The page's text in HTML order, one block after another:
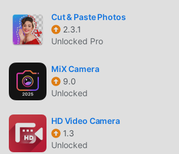
InSquare باعتباره تطبيقًا شائعًا photography ، جذبت وظائفه
المستخدمين. مقارنةً بالتطبيقات التقليدية
photography ، يوفر InSquare تجربة أكثر ثراءً ووظائف أكثر قوة.
ما عليك سوى تنزيل وتثبيت InSquare 5.8.1 ، يمكنك بسهولة تجربة
تمامًا! بالإضافة إلى ذلك ، يدعم
السعادة التي يواجهونها في التطبيق ، ما
Cut & Paste Photos
2.3.1
Unlocked Pro
MiX Camera
9.0
Unlocked
HD Video Camera
1.3
Unlocked